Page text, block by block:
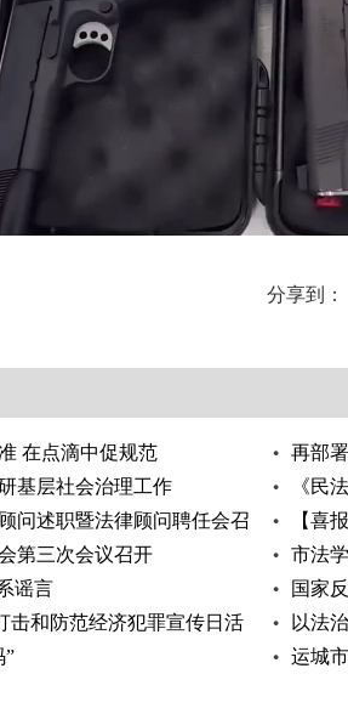
分享到：
在点滴中促规范
再部
走实
基层社会治理工作
《民
问述职暨法律顾问聘任会召
【喜
公益诉
第三次会议召开
市法
谣言
国家
击和防范经济犯罪宣传日活
以法
”
运城